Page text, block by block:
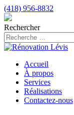
(418) 956-8832
Rechercher
Accueil
À propos
Services
Réalisations
Contactez-nous